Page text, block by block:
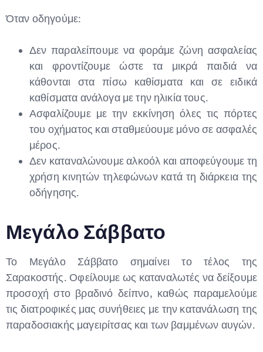
Όταν οδηγούμε:
Δεν παραλείπουμε να φοράμε ζώνη ασφαλείας
και φροντίζουμε ώστε τα μικρά παιδιά να
κάθονται στα πίσω καθίσματα και σε ειδικά
καθίσματα ανάλογα με την ηλικία τους.
Ασφαλίζουμε με την εκκίνηση όλες τις πόρτες
του οχήματος και σταθμεύουμε μόνο σε ασφαλές
μέρος.
Δεν καταναλώνουμε αλκοόλ και αποφεύγουμε τη
χρήση κινητών τηλεφώνων κατά τη διάρκεια της
οδήγησης.
Μεγάλο Σάββατο
Το Μεγάλο Σάββατο σημαίνει το τέλος της
Σαρακοστής. Οφείλουμε ως καταναλωτές να δείξουμε
προσοχή στο βραδινό δείπνο, καθώς παραμελούμε
τις διατροφικές μας συνήθειες με την κατανάλωση της
παραδοσιακής μαγειρίτσας και των βαμμένων αυγών.